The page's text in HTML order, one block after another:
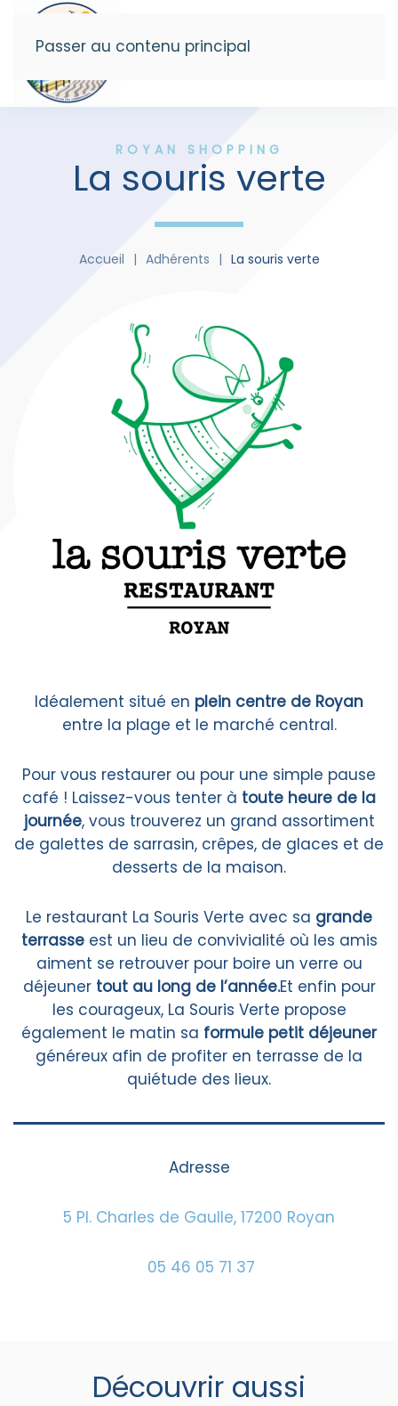
Passer au contenu principal
ROYAN SHOPPING
La souris verte
Accueil Adhérents La souris verte
Idéalement situé en plein centre de Royan
entre la plage et le marché central.
Pour vous restaurer ou pour une simple pause
café ! Laissez-vous tenter à toute heure de la
journée, vous trouverez un grand assortiment
de galettes de sarrasin, crêpes, de glaces et de
desserts de la maison.
Le restaurant La Souris Verte avec sa grande
terrasseest un lieu de convivialité où les amis
aiment se retrouver pour boire un verre ou
déjeuner tout au long de l’année.Et enfin pour
les courageux, La Souris Verte propose
également le matin sa formule petit déjeuner
généreux afin de profiter en terrasse de la
quiétude des lieux.
Adresse
5 Pl. Charles de Gaulle, 17200 Royan
05 46 05 71 37
Découvrir aussi